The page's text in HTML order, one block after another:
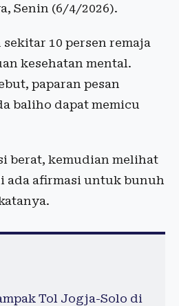
Senin (6/4/2026).
10 persen remaja
kesehatan mental.
paparan pesan
baliho dapat memicu
berat, kemudian melihat
ada afirmasi untuk bunuh
Tol Jogja-Solo di